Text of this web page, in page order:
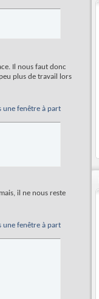
Il nous faut donc
plus de travail lors
une fenêtre à part
il ne nous reste
une fenêtre à part